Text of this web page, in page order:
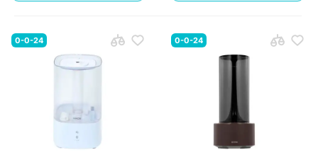
0-0-24 0-0-24